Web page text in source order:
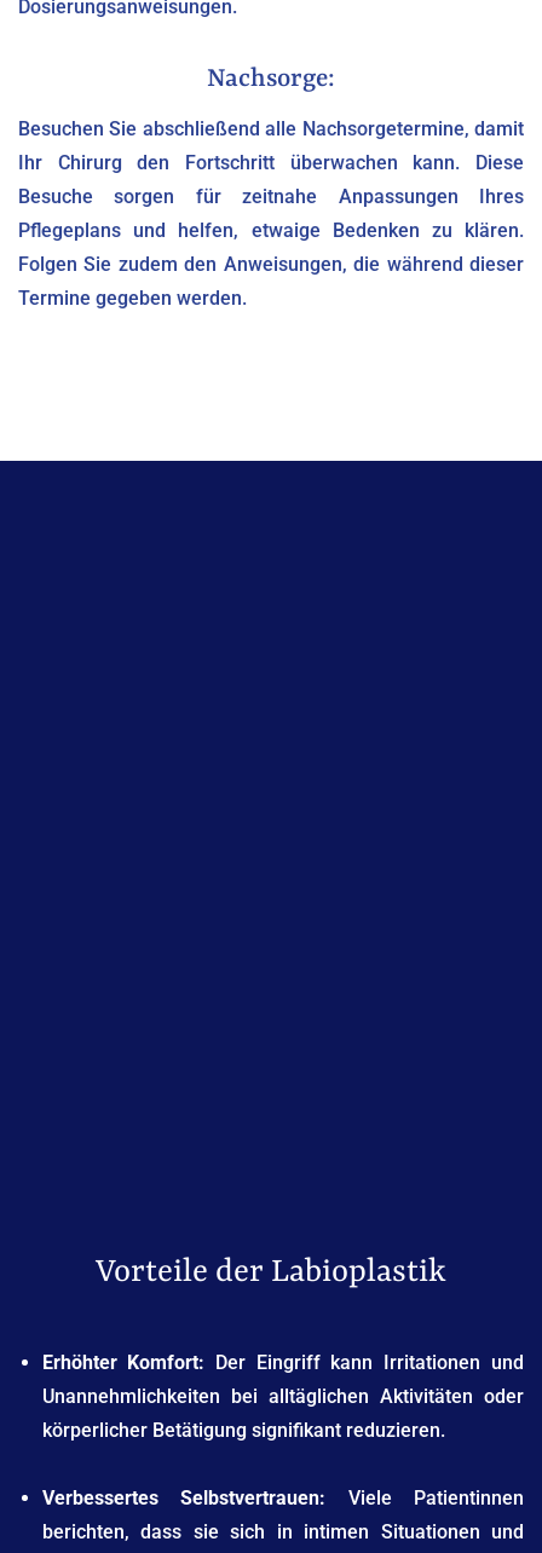
Dosierungsanweisungen.
Nachsorge:
Besuchen Sie abschließend alle Nachsorgetermine, damit
Ihr Chirurg den Fortschritt überwachen kann. Diese
Besuche sorgen für zeitnahe Anpassungen Ihres
Pflegeplans und helfen, etwaige Bedenken zu klären.
Folgen Sie zudem den Anweisungen, die während dieser
Termine gegeben werden.
Vorteile der Labioplastik
Erhöhter Komfort: Der Eingriff kann Irritationen und
Unannehmlichkeiten bei alltäglichen Aktivitäten oder
körperlicher Betätigung signifikant reduzieren.
Verbessertes Selbstvertrauen: Viele Patientinnen
berichten, dass sie sich in intimen Situationen und